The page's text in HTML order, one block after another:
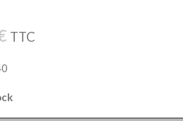
TTC